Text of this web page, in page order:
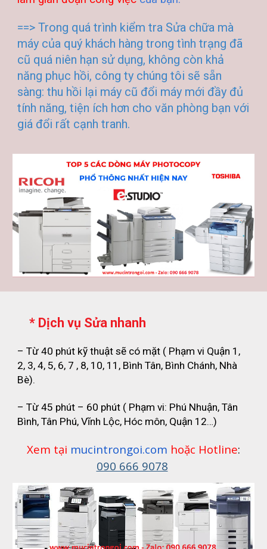
==> Trong quá trình kiểm tra Sửa chữa mà
máy của quý khách hàng trong tình trạng đã
cũ quá niên hạn sử dụng, không còn khả
năng phục hồi, công ty chúng tôi sẽ sẵn
sàng: thu hồi lại máy cũ đổi máy mới đầy đủ
tính năng, tiện ích hơn cho văn phòng bạn với
giá đổi rất cạnh tranh.
* Dịch vụ Sửa nhanh
– Từ 40 phút kỹ thuật sẽ có mặt ( Phạm vi Quận 1,
2, 3, 4, 5, 6, 7 , 8, 10, 11, Bình Tân, Bình Chánh, Nhà
Bè).
– Từ 45 phút – 60 phút ( Phạm vi: Phú Nhuận, Tân
Bình, Tân Phú, Vĩnh Lộc, Hóc môn, Quận 12…)
Xem tại mucintrongoi.com hoặc Hotline:
090 666 9078